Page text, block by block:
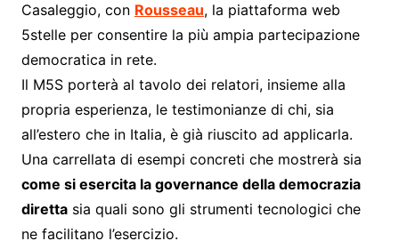
Casaleggio, con Rousseau, la piattaforma web
5stelle per consentire la più ampia partecipazione
democratica in rete.
Il M5S porterà al tavolo dei relatori, insieme alla
propria esperienza, le testimonianze di chi, sia
all’estero che in Italia, è già riuscito ad applicarla.
Una carrellata di esempi concreti che mostrerà sia
come si esercita la governance della democrazia
direttasia quali sono gli strumenti tecnologici che
ne facilitano l’esercizio.